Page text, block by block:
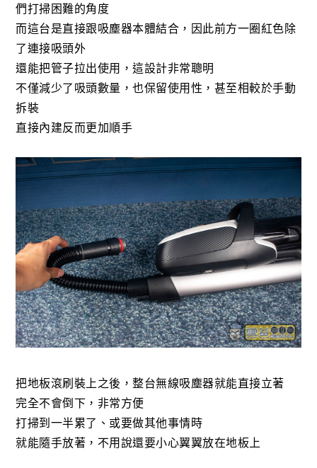
們打掃困難的角度
而這台是直接跟吸塵器本體結合，因此前方一圈紅色除
了連接吸頭外
還能把管子拉出使用，這設計非常聰明
不僅減少了吸頭數量，也保留使用性，甚至相較於手動
拆裝
直接內建反而更加順手
把地板滾刷裝上之後，整台無線吸塵器就能直接立著
完全不會倒下，非常方便
打掃到一半累了、或要做其他事情時
就能隨手放著，不用說還要小心翼翼放在地板上